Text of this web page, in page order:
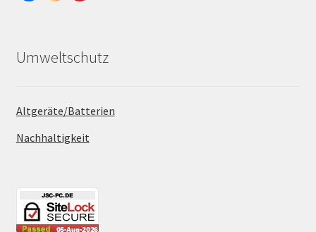
Umweltschutz
Altgeräte/Batterien
Nachhaltigkeit